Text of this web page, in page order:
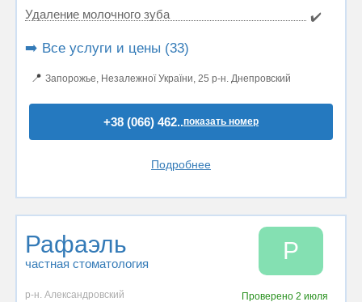
Удаление молочного зуба
✔️
➡️ Все услуги и цены (33)
📍 Запорожье, Незалежної України, 25 р-н. Днепровский
+38 (066) 462..показать номер
Подробнее
Рафаэль
частная стоматология Р
р-н. Александровский Проверено2 июля